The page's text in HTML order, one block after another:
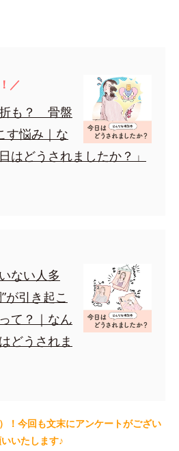
／
も？ 骨盤
す悩み｜な
はどうされましたか？」
ない人多
が引き起こ
て？｜なん
どうされま
！今回も文末にアンケートがござい
いたします♪